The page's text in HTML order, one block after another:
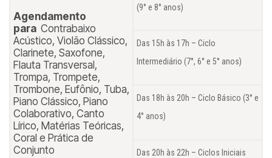
Agendamento
para Contrabaixo
Acústico, Violão Clássico,
Clarinete, Saxofone,
Flauta Transversal,
Trompa, Trompete,
Trombone, Eufônio, Tuba,
Piano Clássico, Piano
Colaborativo, Canto
Lírico, Matérias Teóricas,
Coral e Prática de
Conjunto
(9° e 8° anos)
Das 15h às 17h – Ciclo
Intermediário (7°, 6° e 5° anos)
Das 18h às 20h – Ciclo Básico (3° e
4° anos)
Das 20h às 22h – Ciclos Iniciais